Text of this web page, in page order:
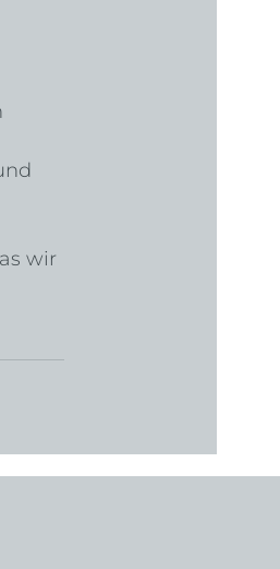
wir